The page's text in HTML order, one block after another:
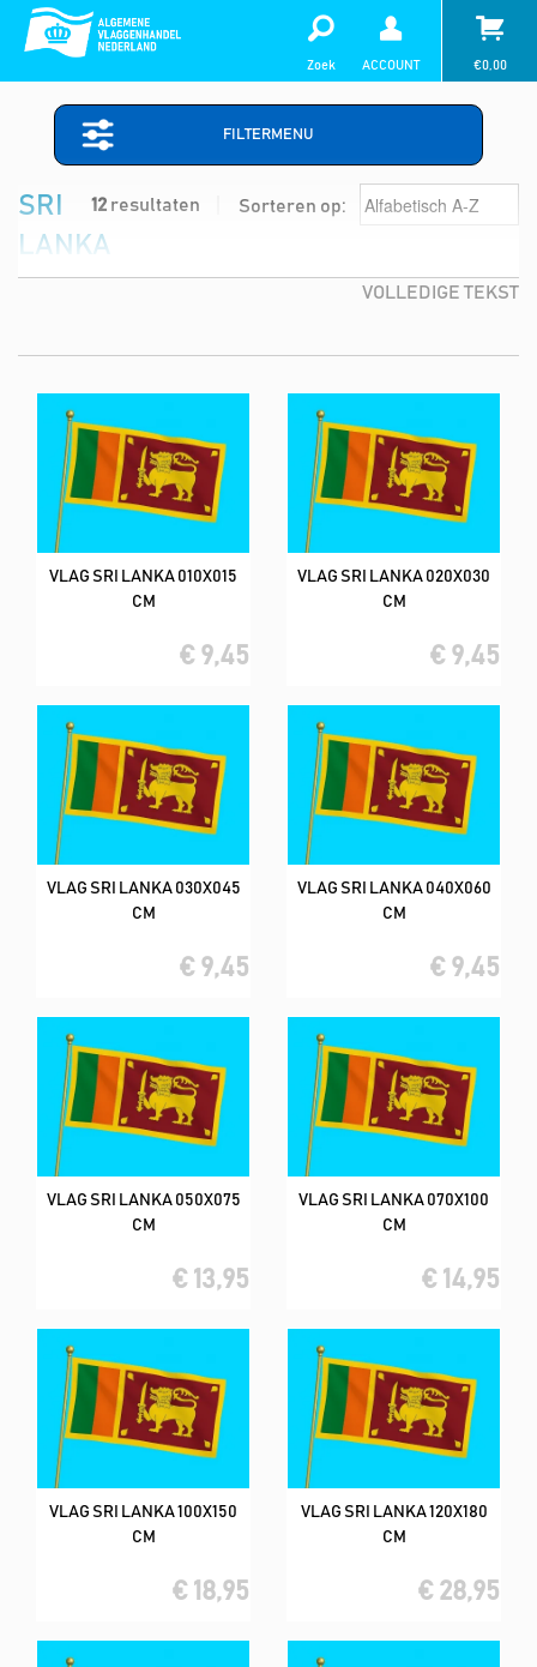
Zoek ACCOUNT €0,00
FILTERMENU
12 resultaten Sorteren op:
SRI
LANKA
VOLLEDIGE TEKST
VLAG SRI LANKA 010X015
CM
€ 9,45
VLAG SRI LANKA 020X030
CM
€ 9,45
VLAG SRI LANKA 030X045
CM
€ 9,45
VLAG SRI LANKA 040X060
CM
€ 9,45
VLAG SRI LANKA 050X075
CM
€ 13,95
VLAG SRI LANKA 070X100
CM
€ 14,95
VLAG SRI LANKA 100X150
CM
€ 18,95
VLAG SRI LANKA 120X180
CM
€ 28,95